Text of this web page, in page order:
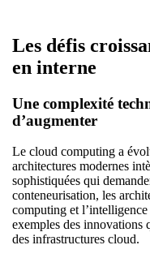
Les défis
en interne
Une complexité
d’augmenter
Le cloud computing a
architectures modernes
sophistiquées qui
conteneurisation, les
computing et
exemples des
des infrastructures cloud.